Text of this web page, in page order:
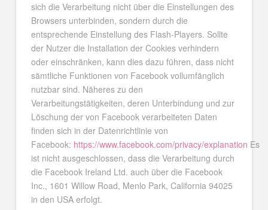
sich die Verarbeitung nicht über die Einstellungen des
Browsers unterbinden, sondern durch die
entsprechende Einstellung des Flash-Players. Sollte
der Nutzer die Installation der Cookies verhindern
oder einschränken, kann dies dazu führen, dass nicht
sämtliche Funktionen von Facebook vollumfänglich
nutzbar sind. Näheres zu den
Verarbeitungstätigkeiten, deren Unterbindung und zur
Löschung der von Facebook verarbeiteten Daten
finden sich in der Datenrichtlinie von
Facebook: https://www.facebook.com/privacy/explanation Es
ist nicht ausgeschlossen, dass die Verarbeitung durch
die Facebook Ireland Ltd. auch über die Facebook
Inc., 1601 Willow Road, Menlo Park, California 94025
in den USA erfolgt.